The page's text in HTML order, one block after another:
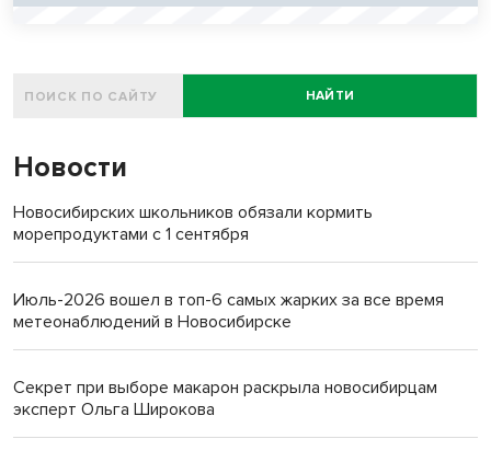
НАЙТИ
Новости
Новосибирских школьников обязали кормить
морепродуктами с 1 сентября
Июль-2026 вошел в топ-6 самых жарких за все время
метеонаблюдений в Новосибирске
Секрет при выборе макарон раскрыла новосибирцам
эксперт Ольга Широкова